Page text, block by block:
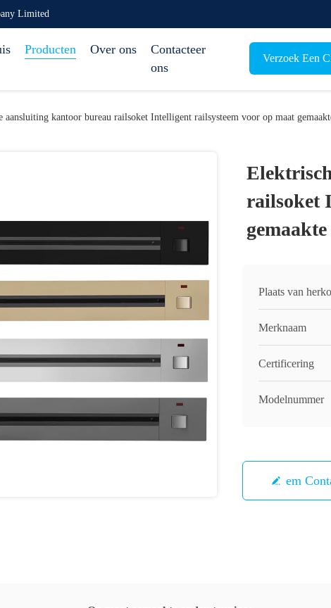
Limited
Producten Over ons
Contacteer
ons
Verzoek Een
aansluiting kantoor bureau railsoket Intelligent railsysteem voor op maat
railsoket
Plaats van
Merknaam
Certificering
Modelnummer
Neem